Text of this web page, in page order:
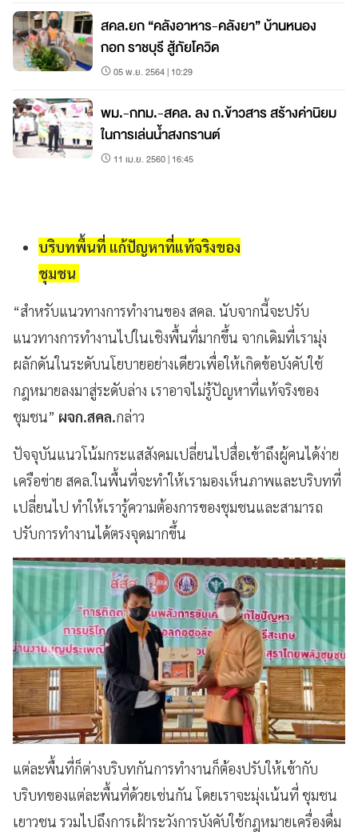
สคล.ยก “คลังอาหาร-คลังยา” บ้านหนอง
กอก ราชบุรี สู้ภัยโควิด
05 พ.ย. 2564 | 10:29
พม.-กทม.-สคล. ลง ถ.ข้าวสาร สร้างค่านิยม
ในการเล่นน้ำสงกรานต์
11 เม.ย. 2560 | 16:45
บริบทพื้นที่ แก้ปัญหาที่แท้จริงของ
ชุมชน
“สำหรับแนวทางการทำงานของ สคล. นับจากนี้จะปรับ
แนวทางการทำงานไปในเชิงพื้นที่มากขึ้น จากเดิมที่เรามุ่ง
ผลักดันในระดับนโยบายอย่างเดียวเพื่อให้เกิดข้อบังคับใช้
กฎหมายลงมาสู่ระดับล่าง เราอาจไม่รู้ปัญหาที่แท้จริงของ
ชุมชน” ผจก.สคล.กล่าว
ปัจจุบันแนวโน้มกระแสสังคมเปลี่ยนไปสื่อเข้าถึงผู้คนได้ง่าย
เครือข่าย สคล.ในพื้นที่จะทำให้เรามองเห็นภาพและบริบทที่
เปลี่ยนไป ทำให้เรารู้ความต้องการของชุมชนและสามารถ
ปรับการทำงานได้ตรงจุดมากขึ้น
แต่ละพื้นที่ก็ต่างบริบทกันการทำงานก็ต้องปรับให้เข้ากับ
บริบทของแต่ละพื้นที่ด้วยเช่นกัน โดยเราจะมุ่งเน้นที่ ชุมชน
เยาวชน รวมไปถึงการเฝ้าระวังการบังคับใช้กฎหมายเครื่องดื่ม